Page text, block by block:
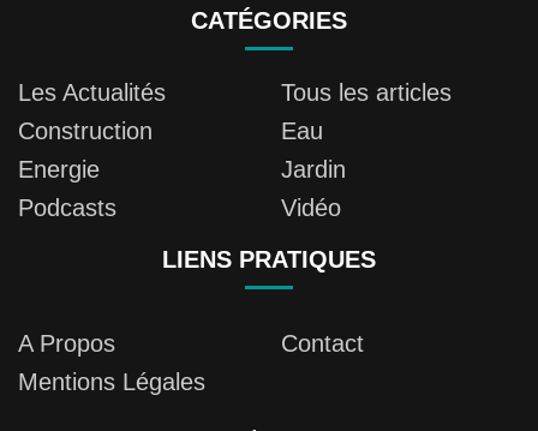
CATÉGORIES
Les Actualités
Tous les articles
Construction
Eau
Energie
Jardin
Podcasts
Vidéo
LIENS PRATIQUES
A Propos
Contact
Mentions Légales